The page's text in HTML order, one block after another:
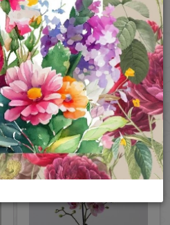
פרטים נוספים
עציץ סחלב ורוד סגול ענף אחד